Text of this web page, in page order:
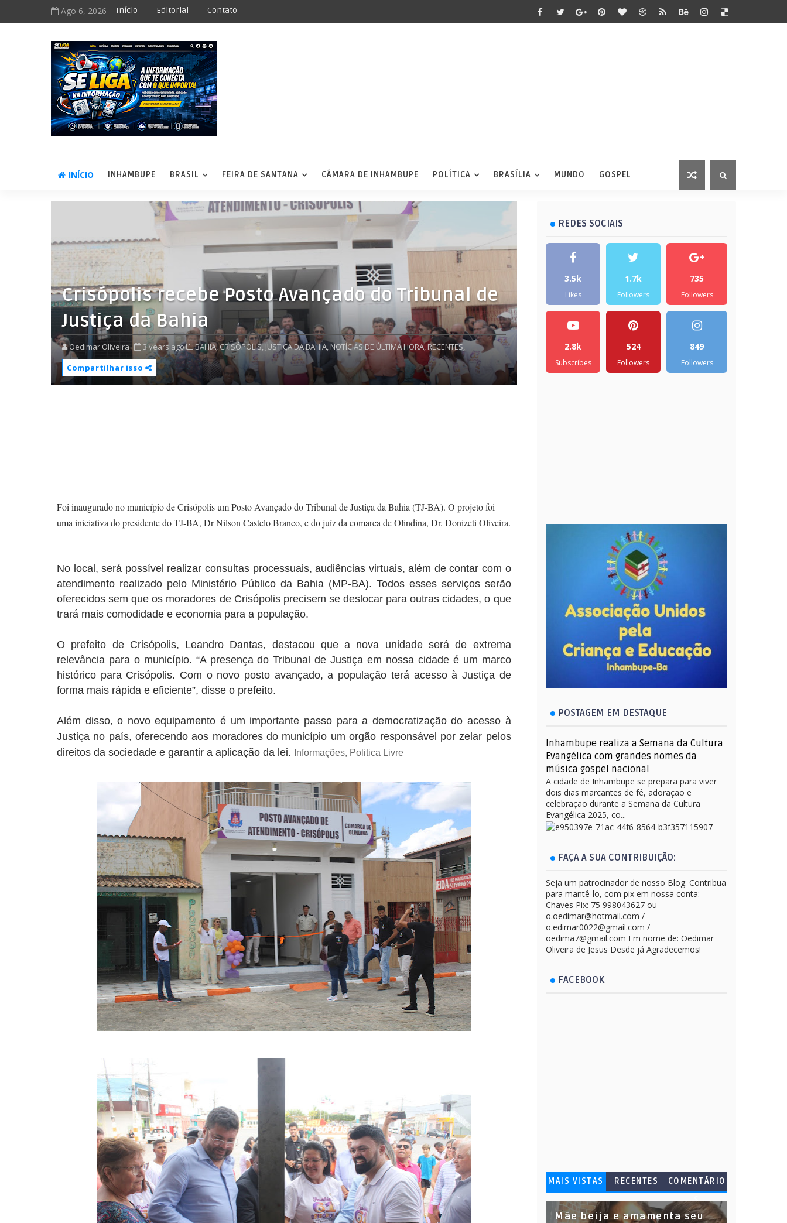
Ago 6, 2026 Início Editorial Contato
INÍCIO INHAMBUPE BRASIL FEIRA DE SANTANA CÂMARA DE INHAMBUPE POLÍTICA BRASÍLIA MUNDO GOSPEL
Crisópolis recebe Posto Avançado do Tribunal de
Justiça da Bahia
Oedimar Oliveira 3 years ago BAHIA,CRISÓPOLIS,JUSTIÇA DA BAHIA, NOTÍCIAS DE ÚLTIMA HORA,RECENTES,
Compartilhar isso
Foi inaugurado no município de Crisópolis um Posto Avançado do Tribunal de Justiça da Bahia (TJ-BA). O projeto foi
uma iniciativa do presidente do TJ-BA, Dr Nilson Castelo Branco, e do juíz da comarca de Olindina, Dr. Donizeti Oliveira.
No local, será possível realizar consultas processuais, audiências virtuais, além de contar com o
atendimento realizado pelo Ministério Público da Bahia (MP-BA). Todos esses serviços serão
oferecidos sem que os moradores de Crisópolis precisem se deslocar para outras cidades, o que
trará mais comodidade e economia para a população.
O prefeito de Crisópolis, Leandro Dantas, destacou que a nova unidade será de extrema
relevância para o município. “A presença do Tribunal de Justiça em nossa cidade é um marco
histórico para Crisópolis. Com o novo posto avançado, a população terá acesso à Justiça de
forma mais rápida e eficiente”, disse o prefeito.
Além disso, o novo equipamento é um importante passo para a democratização do acesso à
Justiça no país, oferecendo aos moradores do município um orgão responsável por zelar pelos
direitos da sociedade e garantir a aplicação da lei.
Informações, Politica Livre
REDES SOCIAIS
3.5k
Likes
1.7k
Followers
735
Followers
2.8k
Subscribes
524
Followers
849
Followers
POSTAGEM EM DESTAQUE
Inhambupe realiza a Semana da Cultura
Evangélica com grandes nomes da
música gospel nacional
A cidade de Inhambupe se prepara para viver
dois dias marcantes de fé, adoração e
celebração durante a Semana da Cultura
Evangélica 2025, co...
FAÇA A SUA CONTRIBUIÇÃO:
Seja um patrocinador de nosso Blog. Contribua
para mantê-lo, com pix em nossa conta:
Chaves Pix: 75 998043627 ou
o.oedimar@hotmail.com /
o.edimar0022@gmail.com /
oedima7@gmail.com Em nome de: Oedimar
Oliveira de Jesus Desde já Agradecemos!
FACEBOOK
MAIS VISTAS RECENTES
COMENTÁRIO
S
Mãe beija e amamenta seu